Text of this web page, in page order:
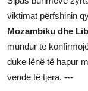
viktimat përfshinin
Mozambiku dhe
mundur të
duke lënë të hapur
vende të tjera. ---